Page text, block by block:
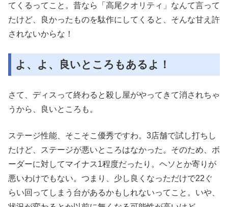
てくるってこと。昔なら「高尾クオリティ」なんて言って
たけど、良かったものを駄作にしてくると、そんな甘え許
されないからな！
よ、よ、良いところもあるよ！
さて、ディスって終わると殺し屋がやってきて消されちゃ
うから、良いところも。
ステージ性能、そこそこ優秀ですわ。3店舗で試し打ちし
たけど、ステージが悪いところはなかった。そのため、ボ
ーダーに対してマイナス1程度だったり。ヘソとか寄りが
悪いわけでもない。つまり、少し良くなっただけで22ぐ
らい回ってしまう台があるかもしれないってこと。いや、